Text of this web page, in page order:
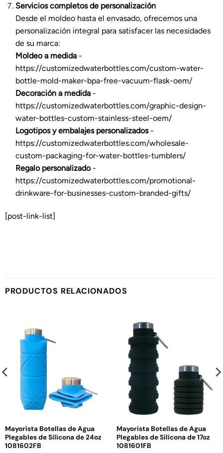
Servicios completos de personalización
Desde el moldeo hasta el envasado, ofrecemos una
personalización integral para satisfacer las necesidades
de su marca:
Moldeo a medida-
https://customizedwaterbottles.com/custom-water-
bottle-mold-maker-bpa-free-vacuum-flask-oem/
Decoración a medida-
https://customizedwaterbottles.com/graphic-design-
water-bottles-custom-stainless-steel-oem/
Logotipos y embalajes personalizados-
https://customizedwaterbottles.com/wholesale-
custom-packaging-for-water-bottles-tumblers/
Regalo personalizado-
https://customizedwaterbottles.com/promotional-
drinkware-for-businesses-custom-branded-gifts/
[post-link-list]
PRODUCTOS RELACIONADOS
Mayorista Botellas de Agua
Plegables de Silicona de 24oz
1081602FB
Mayorista Botellas de Agua
Plegables de Silicona de 17oz
1081601FB